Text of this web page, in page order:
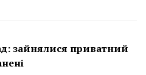
зайнялися приватний